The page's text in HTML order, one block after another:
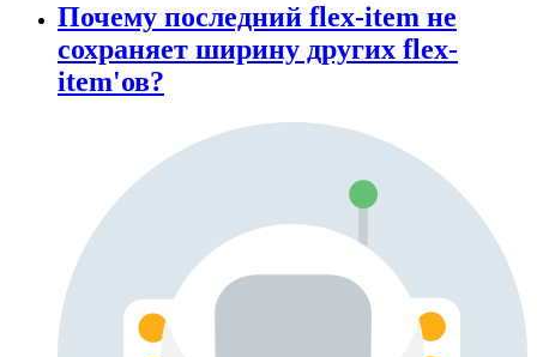
Почему последний flex-item не
сохраняет ширину других flex-
item'ов?